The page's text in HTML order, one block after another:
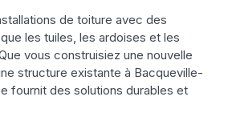
de toiture avec des
les tuiles, les ardoises et les
vous construisiez une nouvelle
structure existante à Bacqueville-
fournit des solutions durables et